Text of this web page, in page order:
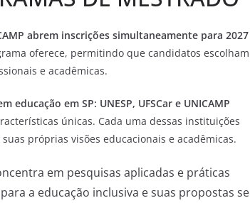
abrem inscrições simultaneamente para 2027
oferece, permitindo que candidatos escolham
e acadêmicas.
educação em SP: UNESP, UFSCar e UNICAMP
únicas. Cada uma dessas instituições
próprias visões educacionais e acadêmicas.
em pesquisas aplicadas e práticas
a educação inclusiva e suas propostas se